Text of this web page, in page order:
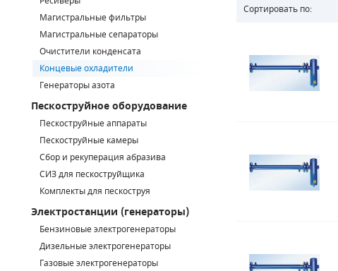
Магистральные фильтры
Магистральные сепараторы
Очистители конденсата
Концевые охладители
Генераторы азота
Пескоструйное оборудование
Пескоструйные аппараты
Пескоструйные камеры
Сбор и рекуперация абразива
СИЗ для пескоструйщика
Комплекты для пескоструя
Электростанции (генераторы)
Бензиновые электрогенераторы
Дизельные электрогенераторы
Газовые электрогенераторы
Сортировать по:
САДОВАЯ ТЕХНИКА
КОНТЕЙНЕРЫ ДЛЯ ОБОРУДОВАНИЯ
КАНАЛИЗАЦИОННЫЕ НАСОСЫ
ДИЗЕЛЬНЫЕ МОТОПОМПЫ
ТАЛИ И ТЕЛЬФЕРЫ
ЛЕНТОЧНОПИЛЬНЫЕ СТАНКИ
КОНТРОЛЛЕРЫ (БЛОКИ УПРАВЛЕНИЯ)
ВПУСКНЫЕ КЛАПАНЫ
ОБРАТНЫЕ КЛАПАНЫ
КЛАПАНЫ МИНИМАЛЬНОГО ДАВЛЕНИЯ
РЕЛЕ ДАВЛЕНИЯ ДЛЯ ДЛЯ КОМПРЕССОРОВ
ДАТЧИКИ
РУКАВА ВЫСОКОГО ДАВЛЕНИЯ (РВД)